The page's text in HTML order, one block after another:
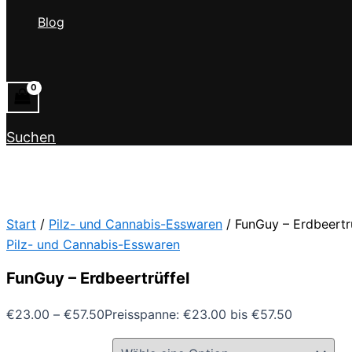
Blog
Suchen
Start / Pilz- und Cannabis-Esswaren / FunGuy –
Pilz- und Cannabis-Esswaren
FunGuy – Erdbeertrüffel
€23.00 – €57.50Preisspanne: €23.00 bis €57.50